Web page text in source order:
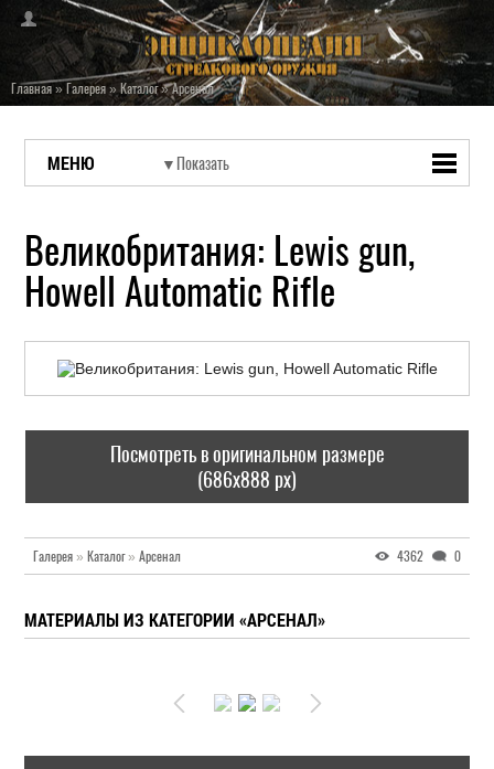
Главная»Галерея»Каталог»Арсенал
МЕНЮ
Великобритания: Lewis gun,
Howell Automatic Rifle
Посмотреть в оригинальном размере
(686x888 px)
Галерея » Каталог» Арсенал 4362 0
МАТЕРИАЛЫ ИЗ КАТЕГОРИИ «АРСЕНАЛ»